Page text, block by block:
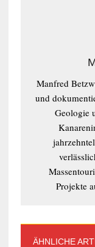
Manfred
und
Geologie
Projekte
ÄHNLICHE